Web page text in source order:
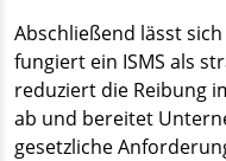
Abschließend lässt
fungiert ein ISMS als
reduziert die Reibung
ab und bereitet
gesetzliche